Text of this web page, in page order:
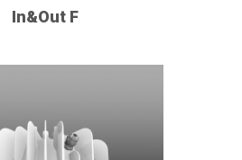
In&Out F